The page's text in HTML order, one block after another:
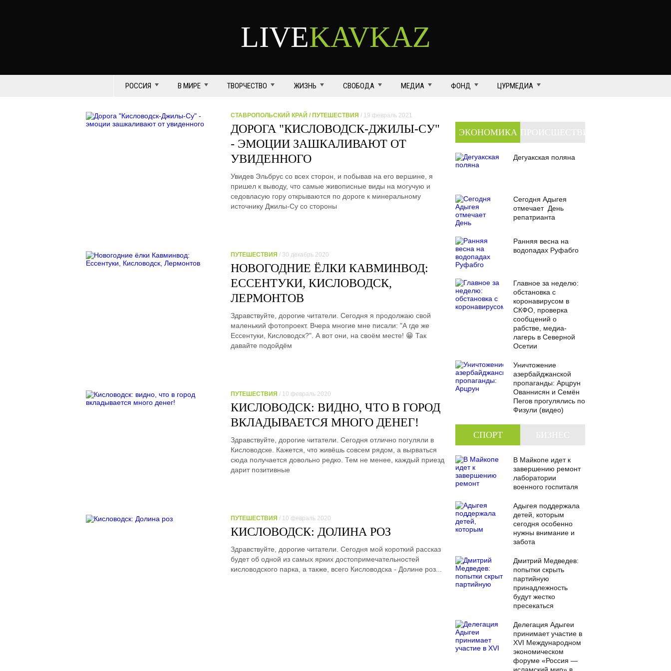
LIVEKAVKAZ
РОССИЯ В МИРЕ ТВОРЧЕСТВО ЖИЗНЬ СВОБОДА МЕДИА ФОНД ЦУРМЕДИА
СТАВРОПОЛЬСКИЙ КРАЙ / ПУТЕШЕСТВИЯ / 19 февраль 2021
ДОРОГА "КИСЛОВОДСК-ДЖИЛЫ-СУ"
- ЭМОЦИИ ЗАШКАЛИВАЮТ ОТ
УВИДЕННОГО
Увидев Эльбрус со всех сторон, и побывав на его вершине, я
пришел к выводу, что самые живописные виды на могучую и
седовласую гору открываются по дороге к минеральному
источнику Джилы-Су со стороны
ПУТЕШЕСТВИЯ / 30 декабрь 2020
НОВОГОДНИЕ ЁЛКИ КАВМИНВОД:
ЕССЕНТУКИ, КИСЛОВОДСК,
ЛЕРМОНТОВ
Здравствуйте, дорогие читатели. Сегодня я продолжаю свой
маленький фотопроект. Вчера многие мне писали: "А где же
Ессентуки, Кисловодск?". А вот они, на своём месте! 😁 Так
давайте подойдём
ПУТЕШЕСТВИЯ / 10 февраль 2020
КИСЛОВОДСК: ВИДНО, ЧТО В ГОРОД
ВКЛАДЫВАЕТСЯ МНОГО ДЕНЕГ!
Здравствуйте, дорогие читатели. Сегодня отлично погуляли в
Кисловодске. Кажется, что живёшь совсем рядом, а вырваться
сюда получается довольно редко. Тем не менее, каждый приезд
дарит позитивные
ПУТЕШЕСТВИЯ / 10 февраль 2020
КИСЛОВОДСК: ДОЛИНА РОЗ
Здравствуйте, дорогие читатели. Сегодня мой короткий рассказ
будет об одной из самых ярких достопримечательностей
кисловодского парка, а также, всего Кисловодска - Долине роз...
ЭКОНОМИКА
Дегуакская поляна
Сегодня Адыгея
отмечает День
репатрианта
Ранняя весна на
водопадах Руфабго
Главное за неделю:
обстановка с
коронавирусом в
СКФО, проверка
сообщений о
рабстве, медиа-
лагерь в Северной
Осетии
Уничтожение
азербайджанской
пропаганды: Арцрун
Ованнисян и Семён
Пегов прогулялись по
Физули (видео)
СПОРТ
В Майкопе идет к
завершению ремонт
лаборатории
военного госпиталя
Адыгея поддержала
детей, которым
сегодня особенно
нужны внимание и
забота
Дмитрий Медведев:
попытки скрыть
партийную
принадлежность
будут жестко
пресекаться
Делегация Адыгеи
принимает участие в
XVI Международном
экономическом
форуме «Россия —